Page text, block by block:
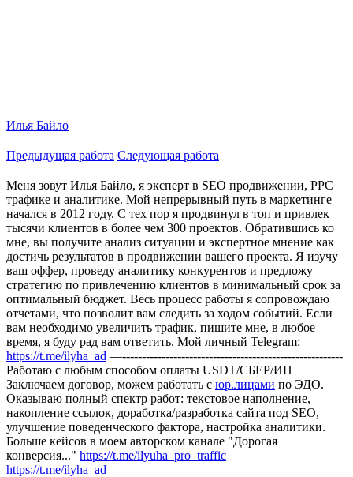
Илья Байло
Предыдущая работа Следующая работа
Меня зовут Илья Байло, я эксперт в SEO продвижении, PPC
трафике и аналитике. Мой непрерывный путь в маркетинге
начался в 2012 году. С тех пор я продвинул в топ и привлек
тысячи клиентов в более чем 300 проектов. Обратившись ко
мне, вы получите анализ ситуации и экспертное мнение как
достичь результатов в продвижении вашего проекта. Я изучу
ваш оффер, проведу аналитику конкурентов и предложу
стратегию по привлечению клиентов в минимальный срок за
оптимальный бюджет. Весь процесс работы я сопровождаю
отчетами, что позволит вам следить за ходом событий. Если
вам необходимо увеличить трафик, пишите мне, в любое
время, я буду рад вам ответить. Мой личный Telegram:
https://t.me/ilyha_ad —--------------------------------------------------------
Работаю с любым способом оплаты USDT/CБЕР/ИП
Заключаем договор, можем работать с юр.лицами по ЭДО.
Оказываю полный спектр работ: текстовое наполнение,
накопление ссылок, доработка/разработка сайта под SEO,
улучшение поведенческого фактора, настройка аналитики.
Больше кейсов в моем авторском канале "Дорогая
конверсия..." https://t.me/ilyuha_pro_traffic
https://t.me/ilyha_ad